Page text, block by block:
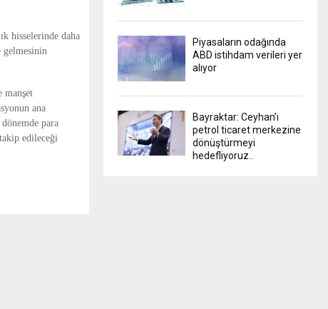
hisselerinde daha
manşet
ana
para
edileceği
Piyasaların odağında
ABD istihdam verileri yer
alıyor
Bayraktar: Ceyhan’ı
petrol ticaret merkezine
dönüştürmeyi
hedefliyoruz..